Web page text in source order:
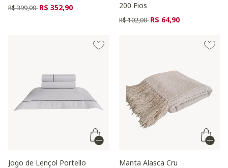
Preço reduzido de
R$ 399,00 para
R$ 352,90
200 Fios
Preço reduzido de
R$ 102,00 para
R$ 64,90
Jogo de Lençol Portello
Manta Alasca Cru